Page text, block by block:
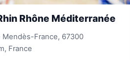
Rhône Méditerranée
Mendès-France, 67300
France